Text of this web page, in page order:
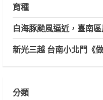
育種
白海豚颱風逼近，臺南
新光三越 台南小北門《
分類